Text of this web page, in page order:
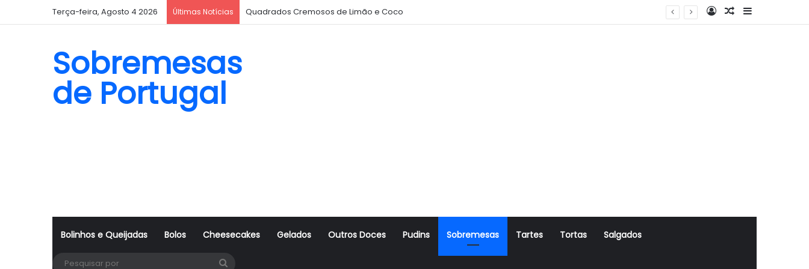
Terça-feira, Agosto 4 2026 Últimas Notícias Biscoito Amanteigado Log InArtigo Aleatório
Sidebar
Sobremesas
de Portugal
Bolinhos e Queijadas Bolos Cheesecakes Gelados Outros Doces Pudins Sobremesas Tartes Tortas Salgados